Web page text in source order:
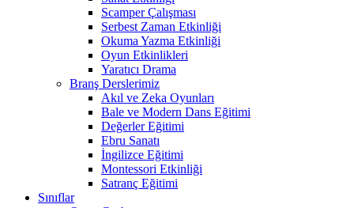
Scamper Çalışması
Serbest Zaman Etkinliği
Okuma Yazma Etkinliği
Oyun Etkinlikleri
Yaratıcı Drama
Branş Derslerimiz
Akıl ve Zeka Oyunları
Bale ve Modern Dans Eğitimi
Değerler Eğitimi
Ebru Sanatı
İngilizce Eğitimi
Montessori Etkinliği
Satranç Eğitimi
Sınıflar